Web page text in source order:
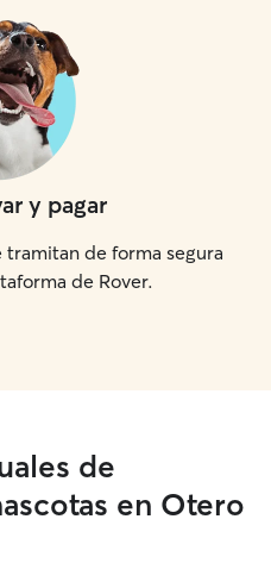
y pagar
tramitan de forma segura
de Rover.
de
en Otero